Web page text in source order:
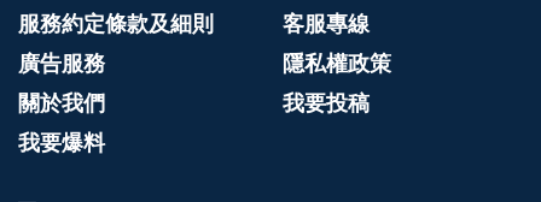
服務約定條款及細則
客服專線
廣告服務
隱私權政策
關於我們
我要投稿
我要爆料